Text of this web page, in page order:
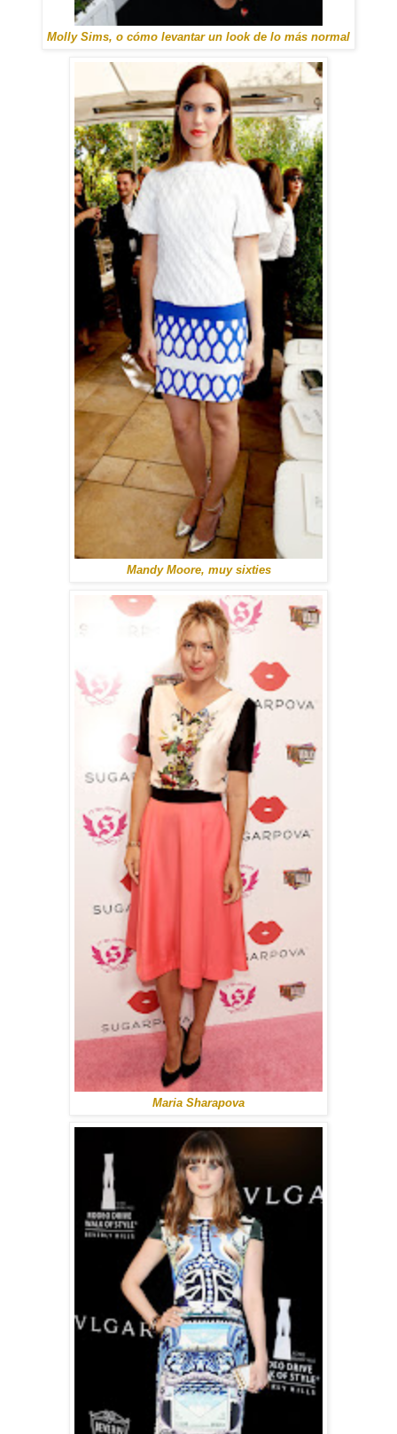
Molly Sims, o cómo levantar un look de lo más normal
Mandy Moore, muy sixties
Maria Sharapova